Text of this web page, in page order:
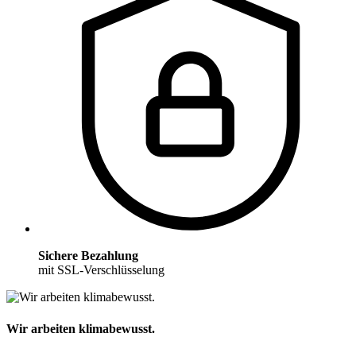
Sichere Bezahlung
mit SSL-Verschlüsselung
Wir arbeiten klimabewusst.